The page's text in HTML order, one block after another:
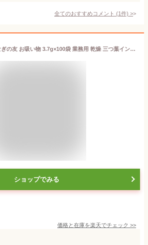
全てのおすすめコメント (1件) >
いし本食品 うなぎの友 お吸い物 3.7g×100袋 業務用 乾燥 三つ葉インスタント 小袋 個包装 鰻 ランチ お弁当 携帯 汁 汁物 スープ 非常食 備蓄食 防災 常温保存 長期保存
ショップでみる
価格と在庫を楽天でチェック >>